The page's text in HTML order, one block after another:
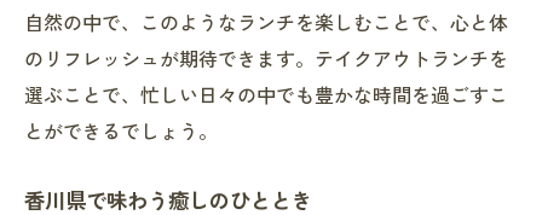
自然の中で、このようなランチを楽しむことで、心と体
のリフレッシュが期待できます。テイクアウトランチを
選ぶことで、忙しい日々の中でも豊かな時間を過ごすこ
とができるでしょう。
香川県で味わう癒しのひととき